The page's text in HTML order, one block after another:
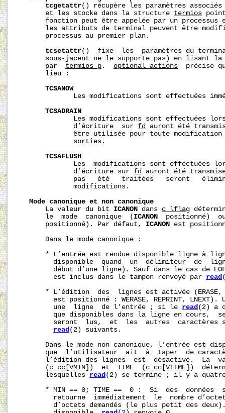
tcgetattr() récupère les paramètres
       et les stocke dans la structure
termios
fonction peut être appelée par un processus
les attributs de terminal peuvent être
       processus au premier plan.
tcsetattr()  fixe  les  paramètres du
sous-jacent ne le supporte pas) en lisant
       par
termios_p . optional_actions
précise
       lieu :
TCSANOW
Les modifications sont effectuées
TCSADRAIN
Les modifications sont effectuées
              d’écriture  sur
fd auront été
être utilisée pour toute
              sorties.
TCSAFLUSH
Les  modifications sont effectuées
              d’écriture sur
fd auront été
pas   été   traitées   seront
              modifications.
Mode canonique et non canonique
       La valeur du bit
ICANON dans c_lflag
       le  mode  canonique  (
ICANON
positionné)
       positionné). Par défaut,
ICANON est
       Dans le mode canonique :
* L’entrée est rendue disponible ligne à
disponible  quand  un  délimiteur  de
début d’une ligne). Sauf dans le cas de
         est inclus dans le tampon renvoyé par
read
* L’édition  des  lignes est activée
est positionné : WERASE, REPRINT, LNEXT).
         une  ligne  de l’entrée ; si le
read(2) a
que disponibles dans la ligne en cours,
seront  lus,  et  les  autres  caractères
read(2) suivants.
Dans le mode non canonique, l’entrée est
que  l’utilisateur  ait  à  taper  de
l’édition des lignes  est  désactivé.  La
       (
c_cc[VMIN] )  et  TIME  ( c_cc[VTIME]
)
       lesquelles
read(2) se termine ; il y a
* MIN == 0; TIME ==  0 :  Si  des  données
retourne  immédiatement  le  nombre
d’octets demandés (le plus petit des